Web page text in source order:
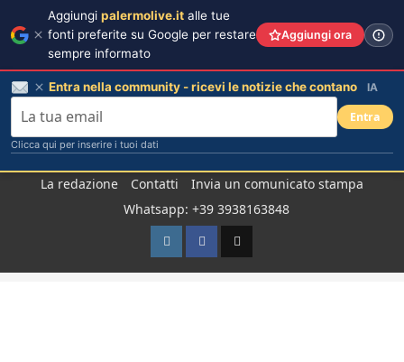
La redazione Contatti
Invia un comunicato stampa
Whatsapp: +39 3938163848
InstagramFacebook
TikTok
Aggiungi palermolive.it alle tue
fonti preferite su Google per restare
sempre informato
Aggiungi ora
Entra nella community - ricevi le notizie che contano IA
Entra
Clicca qui per inserire i tuoi dati